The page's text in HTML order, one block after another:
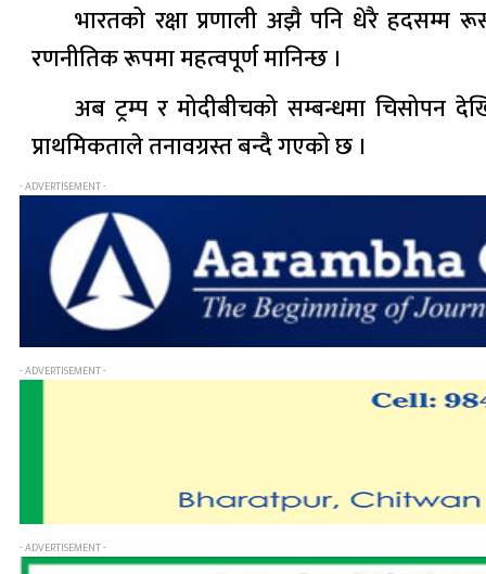
भारतको रक्षा प्रणाली अझै पनि धेरै हदसम्म
रणनीतिक रूपमा महत्वपूर्ण मानिन्छ ।
अब ट्रम्प र मोदीबीचको सम्बन्धमा चिसोपन
प्राथमिकताले तनावग्रस्त बन्दै गएको छ ।
- ADVERTISEMENT -
- ADVERTISEMENT -
- ADVERTISEMENT -